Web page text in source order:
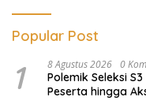
Popular Post
1 8 Agustus 2026 0
Polemik Seleksi
Peserta hingga